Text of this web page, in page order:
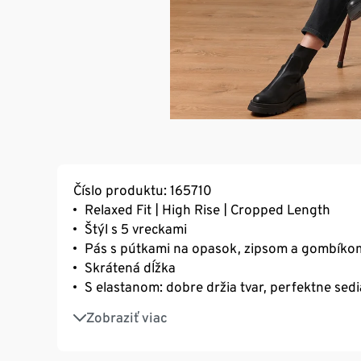
Číslo produktu: 165710
Relaxed Fit | High Rise | Cropped Length
Štýl s 5 vreckami
Pás s pútkami na opasok, zipsom a
Skrátená dĺžka
S elastanom: dobre držia tvar, perfektne
Zobraziť viac
S bavlnou